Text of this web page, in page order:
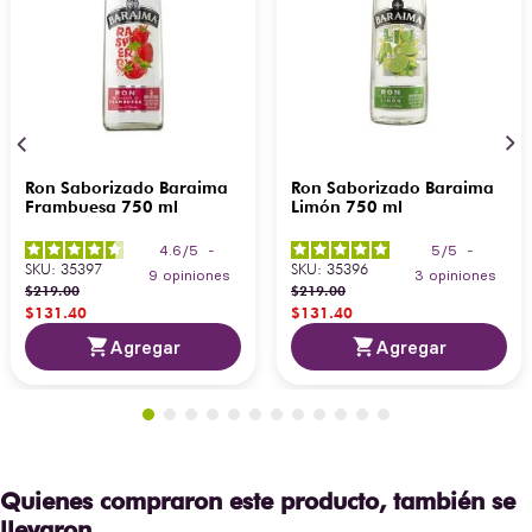
Ron Saborizado Baraima
Frambuesa 750 ml
4.6 /5
-
9 opiniones
SKU: 35397
$219.00
$131.40
Agregar
Ron Saborizado Baraima
Limón 750 ml
5 /5
-
3 opiniones
SKU: 35396
$219.00
$131.40
Agregar
Quienes compraron este producto, también se